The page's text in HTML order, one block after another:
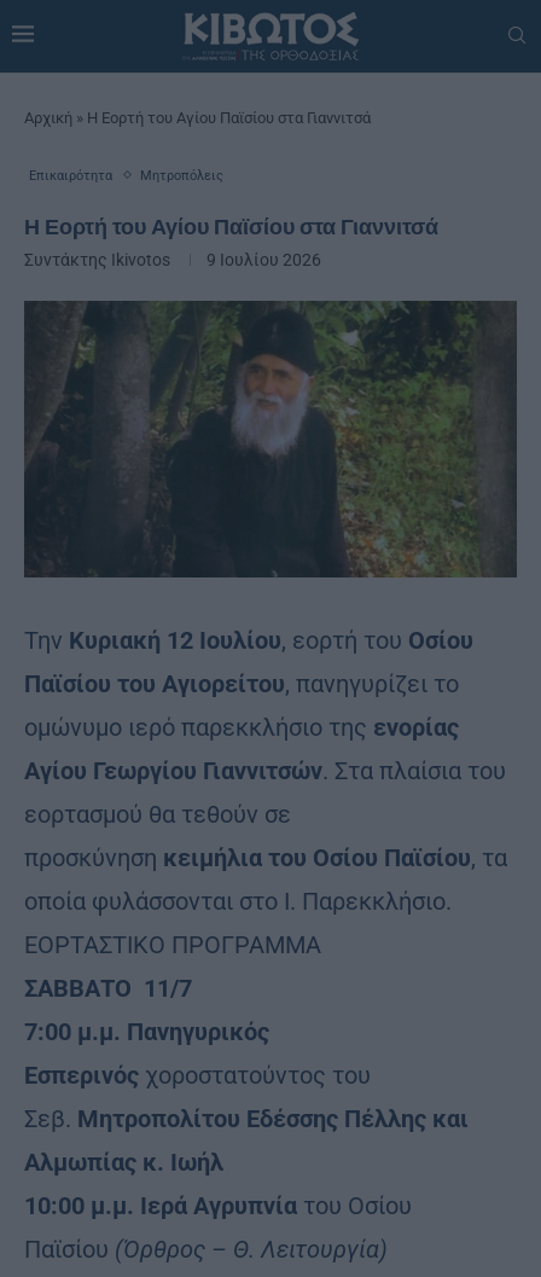
Αρχική » Η Εορτή του Αγίου Παϊσίου στα Γιαννιτσά
Επικαιρότητα Μητροπόλεις
Η Εορτή του Αγίου Παϊσίου στα Γιαννιτσά
Συντάκτης Ikivotos 9 Ιουλίου 2026
Την Κυριακή 12 Ιουλίου, εορτή του Οσίου
Παϊσίου του Αγιορείτου, πανηγυρίζει το
ομώνυμο ιερό παρεκκλήσιο της ενορίας
Αγίου Γεωργίου Γιαννιτσών. Στα πλαίσια του
εορτασμού θα τεθούν σε
προσκύνηση κειμήλια του Οσίου Παϊσίου, τα
οποία φυλάσσονται στο Ι. Παρεκκλήσιο.
ΕΟΡΤΑΣΤΙΚΟ ΠΡΟΓΡΑΜΜΑ
ΣΑΒΒΑΤΟ 11/7
7:00 μ.μ. Πανηγυρικός
Εσπερινός χοροστατούντος του
Σεβ. Μητροπολίτου Εδέσσης Πέλλης και
Αλμωπίας κ. Ιωήλ
10:00 μ.μ. Ιερά Αγρυπνία του Οσίου
Παϊσίου (Όρθρος – Θ. Λειτουργία)